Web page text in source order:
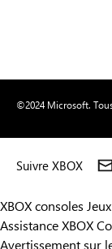
Suivre XBOX
XBOX consoles
Assistance XBOX